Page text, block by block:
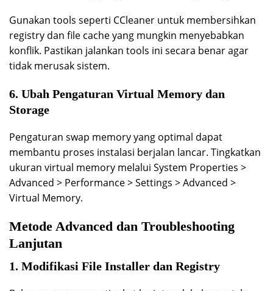
Gunakan tools seperti CCleaner untuk membersihkan
registry dan file cache yang mungkin menyebabkan
konflik. Pastikan jalankan tools ini secara benar agar
tidak merusak sistem.
6. Ubah Pengaturan Virtual Memory dan
Storage
Pengaturan swap memory yang optimal dapat
membantu proses instalasi berjalan lancar. Tingkatkan
ukuran virtual memory melalui System Properties >
Advanced > Performance > Settings > Advanced >
Virtual Memory.
Metode Advanced dan Troubleshooting
Lanjutan
1. Modifikasi File Installer dan Registry